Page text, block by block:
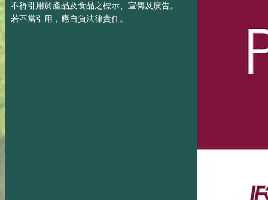
不得引用於產品及食品之標示、宣傳及廣告。
若不當引用，應自負法律責任。